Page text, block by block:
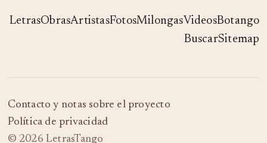
LetrasObrasArtistasFotosMilongasVideosBotango
BuscarSitemap
Contacto y notas sobre el proyecto
Política de privacidad
© 2026 LetrasTango